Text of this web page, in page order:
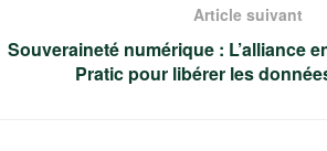
Article suivant
Souveraineté numérique : L’alliance
Pratic pour libérer les